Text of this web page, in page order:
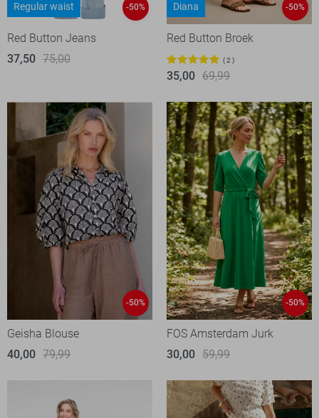
Regular waist
-50%
Red Button Jeans
37,50 75,00
Diana -50%
Red Button Broek
2
35,00 69,99
-50%
Geisha Blouse
40,00 79,99
-50%
FOS Amsterdam Jurk
30,00 59,99